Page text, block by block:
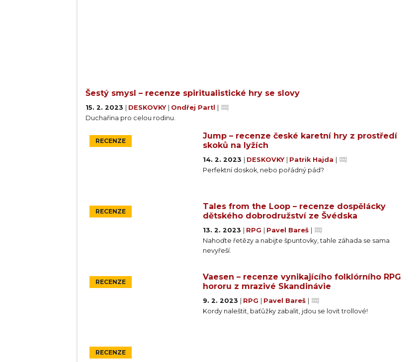
Šestý smysl – recenze spiritualistické hry se slovy
15. 2. 2023 DESKOVKY Ondřej Partl
Duchařina pro celou rodinu.
RECENZE
Jump – recenze české karetní hry z prostředí
skoků na lyžích
14. 2. 2023 DESKOVKY Patrik Hajda
Perfektní doskok, nebo pořádný pád?
RECENZE
Tales from the Loop – recenze dospělácky
dětského dobrodružství ze Švédska
13. 2. 2023 RPG Pavel Bareš
Nahoďte řetězy a nabijte špuntovky, tahle záhada se sama
nevyřeší.
RECENZE
Vaesen – recenze vynikajícího folklórního RPG
hororu z mrazivé Skandinávie
9. 2. 2023 RPG Pavel Bareš
Kordy naleštit, baťůžky zabalit, jdou se lovit trollové!
RECENZE